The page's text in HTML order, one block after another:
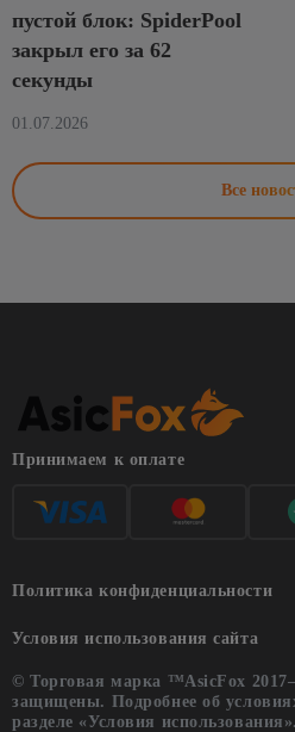
пустой блок: SpiderPool
закрыл его за 62
секунды
01.07.2026
Все
Принимаем к оплате
Политика конфиденциальности
Условия использования сайта
© Торговая марка ™AsicFox
защищены. Подробнее об
разделе «Условия использования».